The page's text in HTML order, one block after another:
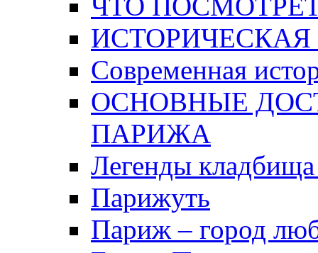
Современная
ОСНОВНЫЕ
ПАРИЖА
Легенды
Парижуть
Париж – город